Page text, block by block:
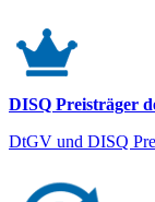
DISQ Preisträger
DtGV und DISQ